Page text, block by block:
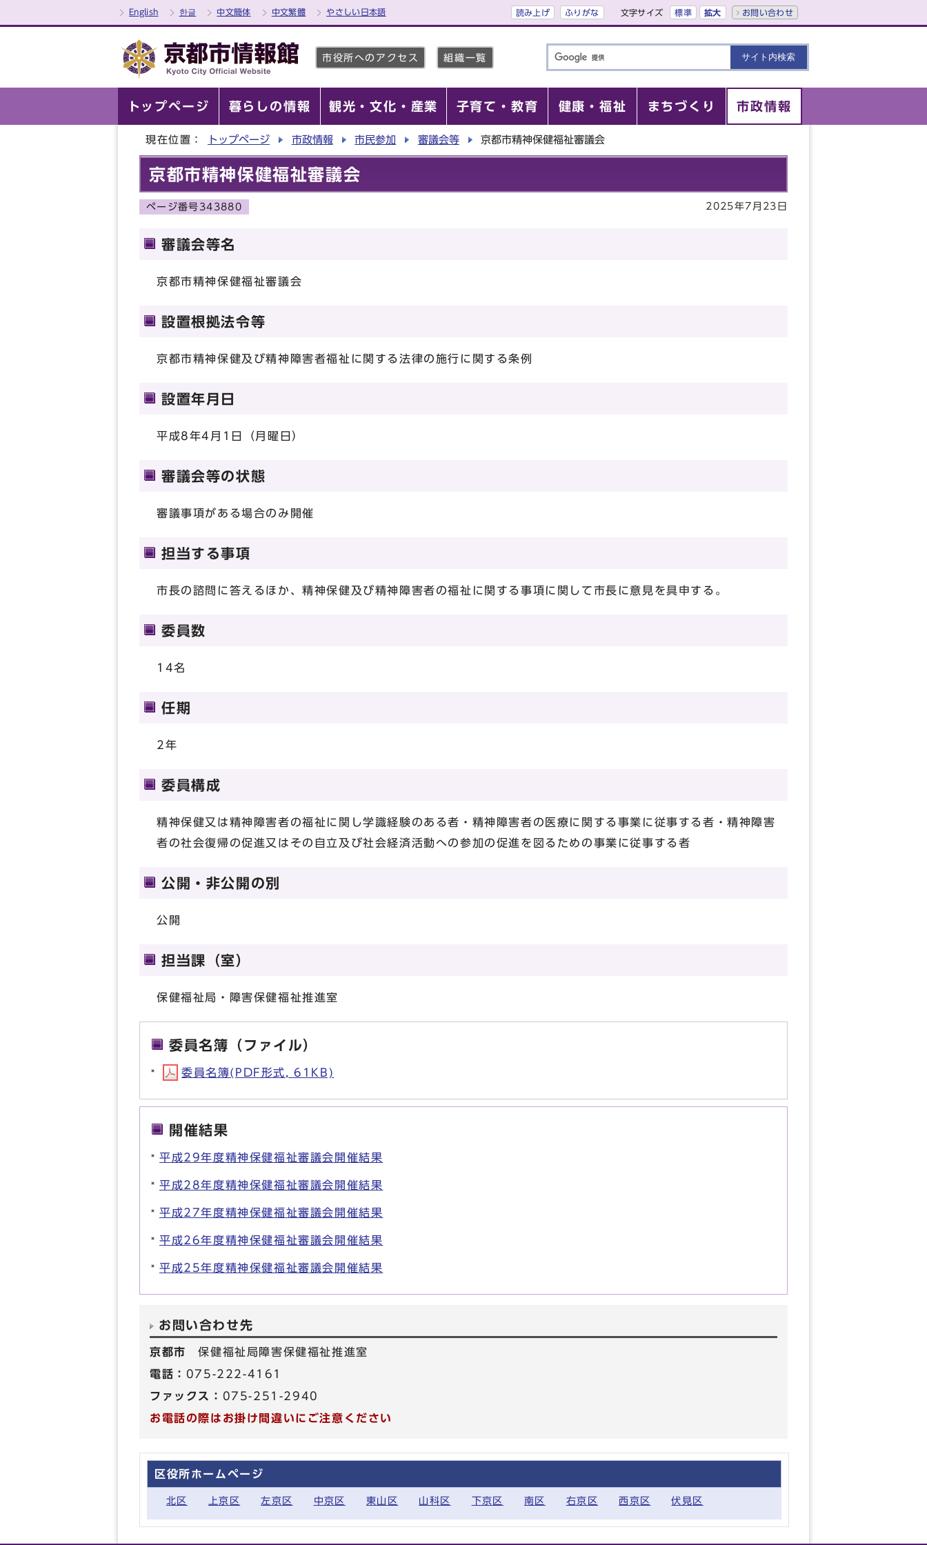
English 한글 中文簡体 中文繁體 やさしい日本語 読み上げ ふりがな 文字サイズ 標準 拡大 お問い合わせ
市役所へのアクセス 組織一覧
トップページ 暮らしの情報 観光・文化・産業 子育て・教育 健康・福祉 まちづくり 市政情報
現在位置： トップページ 市政情報 市民参加 審議会等 京都市精神保健福祉審議会
京都市精神保健福祉審議会
ページ番号343880 2025年7月23日
審議会等名
京都市精神保健福祉審議会
設置根拠法令等
京都市精神保健及び精神障害者福祉に関する法律の施行に関する条例
設置年月日
平成8年4月1日（月曜日）
審議会等の状態
審議事項がある場合のみ開催
担当する事項
市長の諮問に答えるほか、精神保健及び精神障害者の福祉に関する事項に関して市長に意見を具申する。
委員数
14名
任期
2年
委員構成
精神保健又は精神障害者の福祉に関し学識経験のある者・精神障害者の医療に関する事業に従事する者・精神障害
者の社会復帰の促進又はその自立及び社会経済活動への参加の促進を図るための事業に従事する者
公開・非公開の別
公開
担当課（室）
保健福祉局・障害保健福祉推進室
委員名簿（ファイル）
委員名簿(PDF形式, 61KB)
開催結果
平成29年度精神保健福祉審議会開催結果
平成28年度精神保健福祉審議会開催結果
平成27年度精神保健福祉審議会開催結果
平成26年度精神保健福祉審議会開催結果
平成25年度精神保健福祉審議会開催結果
お問い合わせ先
京都市保健福祉局障害保健福祉推進室
電話： 075-222-4161
ファックス： 075-251-2940
お電話の際はお掛け間違いにご注意ください
区役所ホームページ
北区 上京区 左京区 中京区 東山区 山科区 下京区 南区 右京区 西京区 伏見区